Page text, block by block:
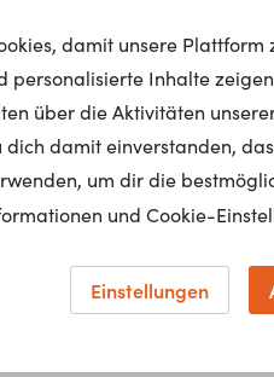
damit unsere
personalisierte Inhalte
über die Aktivitäten
dich damit einverstanden,
um dir die
und Cookie-
Einstellungen